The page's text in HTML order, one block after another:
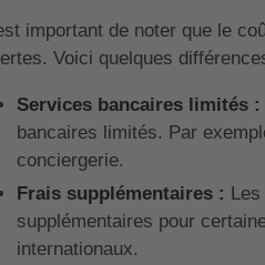
important de noter que le
Voici quelques
Services bancaires limités :
bancaires limités. Par
conciergerie.
Frais supplémentaires :
supplémentaires pour
internationaux.